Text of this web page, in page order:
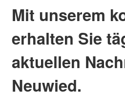
Mit unserem
erhalten Sie
aktuellen
Neuwied.